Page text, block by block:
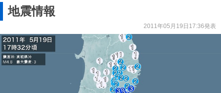
地震情報
2011年05月19日17:36発表